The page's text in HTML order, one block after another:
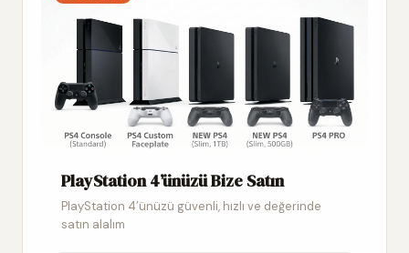
PlayStation 4’ünüzü Bize Satın
PlayStation 4’ünüzü güvenli, hızlı ve değerinde
satın alalım